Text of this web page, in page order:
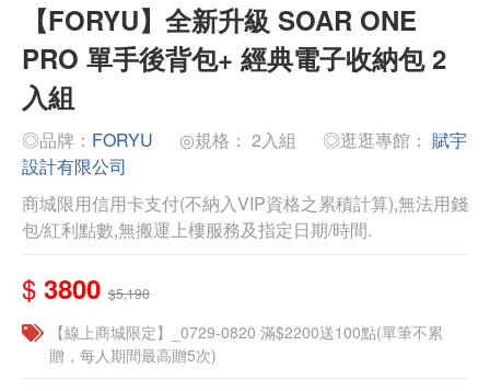
【FORYU】全新升級 SOAR ONE
PRO 單手後背包+ 經典電子收納包 2
入組
◎品牌： FORYU ◎規格： 2入組 ◎逛逛專館： 賦宇
設計有限公司
商城限用信用卡支付(不納入VIP資格之累積計算),無法用錢
包/紅利點數,無搬運上樓服務及指定日期/時間.
$ 3800 $5,190
【線上商城限定】_0729-0820 滿$2200送100點(單筆不累
贈，每人期間最高贈5次)